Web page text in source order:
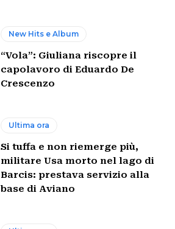
New Hits e Album
“Vola”: Giuliana riscopre il
capolavoro di Eduardo De
Crescenzo
Ultima ora
Si tuffa e non riemerge più,
militare Usa morto nel lago di
Barcis: prestava servizio alla
base di Aviano